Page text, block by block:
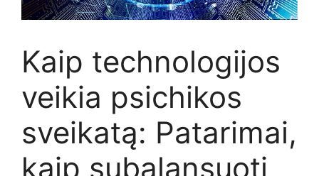
Kaip technologijos
veikia psichikos
sveikatą: Patarimai,
kaip subalansuoti